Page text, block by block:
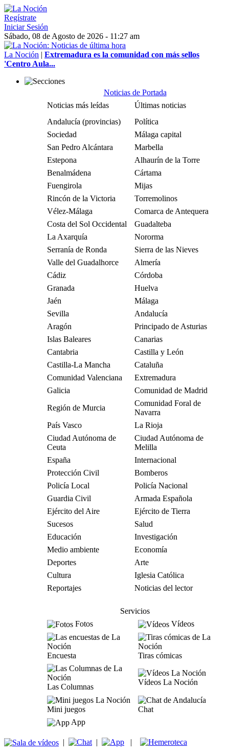
Regístrate
Iniciar Sesión
Sábado, 08 de Agosto de 2026 - 11:27 am
La Noción | Extremadura es la comunidad con más sellos
'Centro Aula...
Noticias de Portada
Noticias más leídas
Últimas noticias
Andalucía (provincias)
Política
Sociedad
Málaga capital
San Pedro Alcántara
Marbella
Estepona
Alhaurín de la Torre
Benalmádena
Cártama
Fuengirola
Mijas
Rincón de la Victoria
Torremolinos
Vélez-Málaga
Comarca de Antequera
Costa del Sol Occidental
Guadalteba
La Axarquía
Nororma
Serranía de Ronda
Sierra de las Nieves
Valle del Guadalhorce
Almería
Cádiz
Córdoba
Granada
Huelva
Jaén
Málaga
Sevilla
Andalucía
Aragón
Principado de Asturias
Islas Baleares
Canarias
Cantabria
Castilla y León
Castilla-La Mancha
Cataluña
Comunidad Valenciana
Extremadura
Galicia
Comunidad de Madrid
Región de Murcia
Comunidad Foral de
Navarra
País Vasco
La Rioja
Ciudad Autónoma de
Ceuta
Ciudad Autónoma de
Melilla
España
Internacional
Protección Civil
Bomberos
Policía Local
Policía Nacional
Guardia Civil
Armada Española
Ejército del Aire
Ejército de Tierra
Sucesos
Salud
Educación
Investigación
Medio ambiente
Economía
Deportes
Arte
Cultura
Iglesia Católica
Reportajes
Noticias del lector
Servicios
Fotos
Vídeos
Encuesta Tiras cómicas
Las Columnas
Vídeos La Noción
Mini juegos
Chat
App
| | |